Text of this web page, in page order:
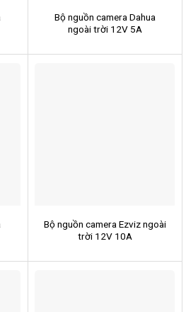
Bộ nguồn camera Dahua
ngoài trời 12V 5A
Bộ nguồn camera Ezviz ngoài
trời 12V 10A